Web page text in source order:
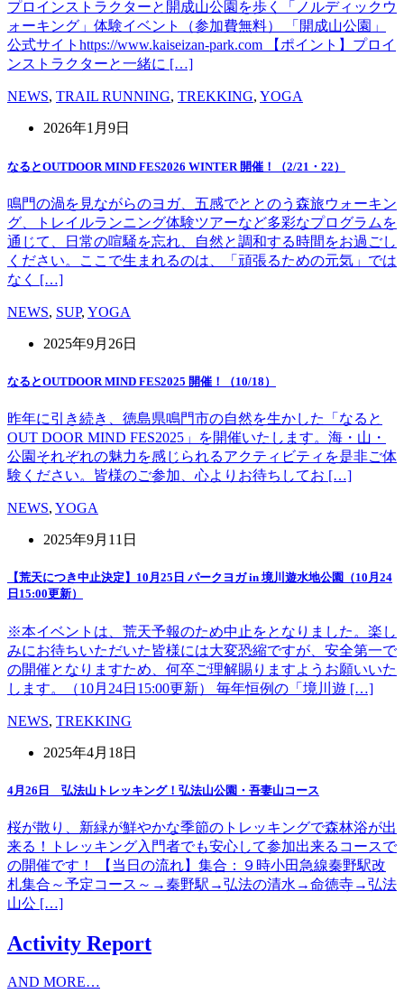
プロインストラクターと開成山公園を歩く「ノルディックウ
ォーキング」体験イベント（参加費無料） 「開成山公園」
公式サイトhttps://www.kaiseizan-park.com 【ポイント】プロイ
ンストラクターと一緒に […]
NEWS, TRAIL RUNNING, TREKKING, YOGA
2026年1月9日
なるとOUTDOOR MIND FES2026 WINTER 開催！（2/21・22）
鳴門の渦を見ながらのヨガ、五感でととのう森旅ウォーキン
グ、トレイルランニング体験ツアーなど多彩なプログラムを
通じて、日常の喧騒を忘れ、自然と調和する時間をお過ごし
ください。ここで生まれるのは、「頑張るための元気」では
なく […]
NEWS, SUP, YOGA
2025年9月26日
なるとOUTDOOR MIND FES2025 開催！（10/18）
昨年に引き続き、徳島県鳴門市の自然を生かした「なると
OUT DOOR MIND FES2025」を開催いたします。海・山・
公園それぞれの魅力を感じられるアクティビティを是非ご体
験ください。皆様のご参加、心よりお待ちしてお […]
NEWS, YOGA
2025年9月11日
【荒天につき中止決定】10月25日 パークヨガ in 境川遊水地公園（10月24
日15:00更新）
※本イベントは、荒天予報のため中止をとなりました。楽し
みにお待ちいただいた皆様には大変恐縮ですが、安全第一で
の開催となりますため、何卒ご理解賜りますようお願いいた
します。（10月24日15:00更新） 毎年恒例の「境川遊 […]
NEWS, TREKKING
2025年4月18日
4月26日 弘法山トレッキング！弘法山公園・吾妻山コース
桜が散り、新緑が鮮やかな季節のトレッキングで森林浴が出
来る！トレッキング入門者でも安心して参加出来るコースで
の開催です！ 【当日の流れ】集合：９時小田急線秦野駅改
札集合～予定コース～→秦野駅→弘法の清水→命徳寺→弘法
山公 […]
Activity Report
AND MORE…